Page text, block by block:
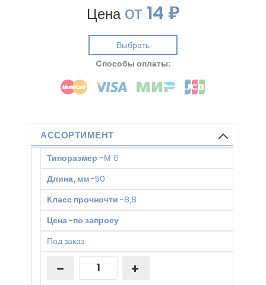
Ценаот14 ₽
Выбрать
Cпособы оплаты:
АССОРТИМЕНТ
Типоразмер -М 6
Длина, мм-50
Класс прочночти -8,8
Цена-по запросу
Под заказ